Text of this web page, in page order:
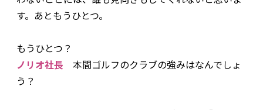
す。あともうひとつ。
――もうひとつ？
ノリオ社長 本間ゴルフのクラブの強みはなんでしょ
う？